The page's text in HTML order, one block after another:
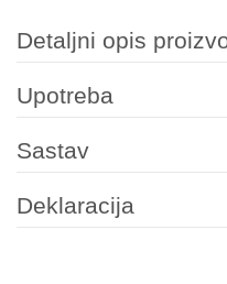
Detaljni opis
Upotreba
Sastav
Deklaracija